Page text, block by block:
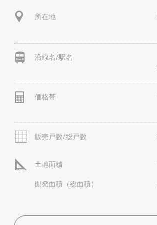
所在地
沿線名/駅名
価格帯
販売戸数/総戸数
土地面積
開発面積（総面積）